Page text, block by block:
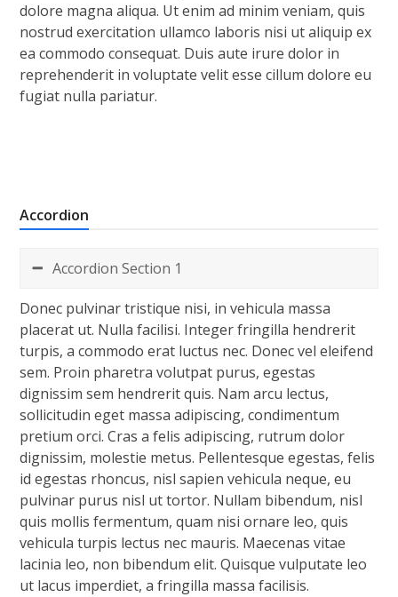
dolore magna aliqua. Ut enim ad minim veniam, quis
nostrud exercitation ullamco laboris nisi ut aliquip ex
ea commodo consequat. Duis aute irure dolor in
reprehenderit in voluptate velit esse cillum dolore eu
fugiat nulla pariatur.
Accordion
Accordion Section 1
Donec pulvinar tristique nisi, in vehicula massa
placerat ut. Nulla facilisi. Integer fringilla hendrerit
turpis, a commodo erat luctus nec. Donec vel eleifend
sem. Proin pharetra volutpat purus, egestas
dignissim sem hendrerit quis. Nam arcu lectus,
sollicitudin eget massa adipiscing, condimentum
pretium orci. Cras a felis adipiscing, rutrum dolor
dignissim, molestie metus. Pellentesque egestas, felis
id egestas rhoncus, nisl sapien vehicula neque, eu
pulvinar purus nisl ut tortor. Nullam bibendum, nisl
quis mollis fermentum, quam nisi ornare leo, quis
vehicula turpis lectus nec mauris. Maecenas vitae
lacinia leo, non bibendum elit. Quisque vulputate leo
ut lacus imperdiet, a fringilla massa facilisis.